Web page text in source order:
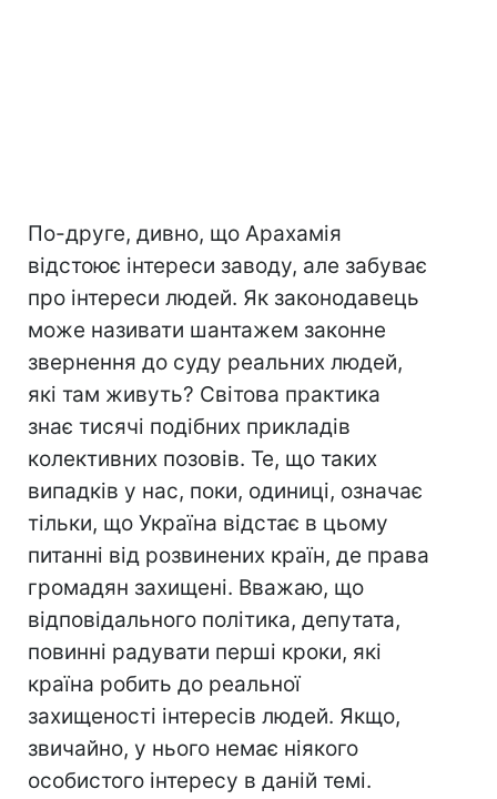
По-друге, дивно, що Арахамія
відстоює інтереси заводу, але забуває
про інтереси людей. Як законодавець
може називати шантажем законне
звернення до суду реальних людей,
які там живуть? Світова практика
знає тисячі подібних прикладів
колективних позовів. Те, що таких
випадків у нас, поки, одиниці, означає
тільки, що Україна відстає в цьому
питанні від розвинених країн, де права
громадян захищені. Вважаю, що
відповідального політика, депутата,
повинні радувати перші кроки, які
країна робить до реальної
захищеності інтересів людей. Якщо,
звичайно, у нього немає ніякого
особистого інтересу в даній темі.